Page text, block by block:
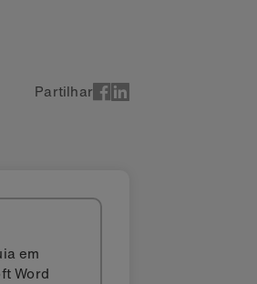
Partilhar
em
Word